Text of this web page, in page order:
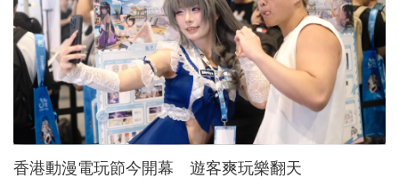
香港動漫電玩節今開幕 遊客爽玩樂翻天